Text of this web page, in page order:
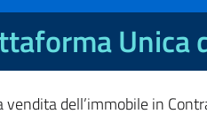
Unica
dell’immobile in